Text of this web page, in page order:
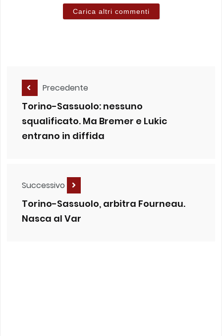
Carica altri commenti
Precedente
Torino-Sassuolo: nessuno
squalificato. Ma Bremer e Lukic
entrano in diffida
Successivo
Torino-Sassuolo, arbitra Fourneau.
Nasca al Var